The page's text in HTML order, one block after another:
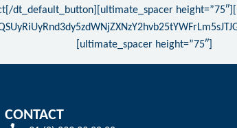
dt_default_button][ultimate_spacer
[ultimate_spacer height=”75″]
CONTACT